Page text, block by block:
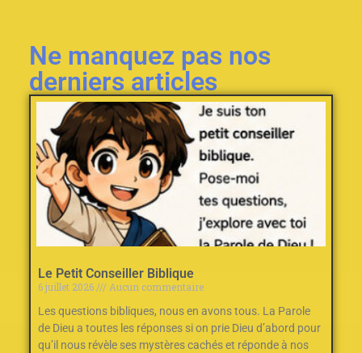
Ne manquez pas nos
derniers articles
Le Petit Conseiller Biblique
6 juillet 2026
Aucun commentaire
Les questions bibliques, nous en avons tous. La Parole
de Dieu a toutes les réponses si on prie Dieu d’abord pour
qu’il nous révèle ses mystères cachés et réponde à nos